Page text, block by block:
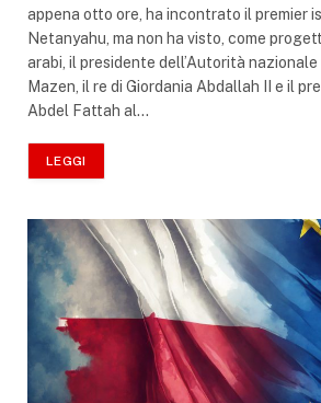
appena otto ore, ha incontrato il premier
Netanyahu, ma non ha visto, come
arabi, il presidente dell’Autorità
Mazen, il re di Giordania Abdallah II e il
Abdel Fattah al…
LEGGI